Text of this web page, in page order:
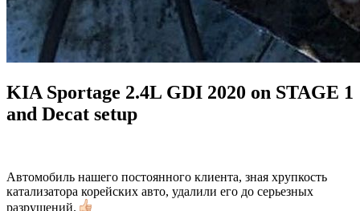
KIA Sportage 2.4L GDI 2020 on STAGE 1
and Decat setup
Автомобиль нашего постоянного клиента, зная хрупкость
катализатора корейских авто, удалили его до серьезных
разрушений.